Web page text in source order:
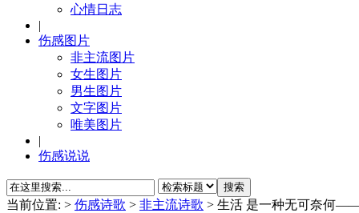
心情日志
|
伤感图片
非主流图片
女生图片
男生图片
文字图片
唯美图片
|
伤感说说
当前位置: > 伤感诗歌 > 非主流诗歌 > 生活 是一种无可奈何